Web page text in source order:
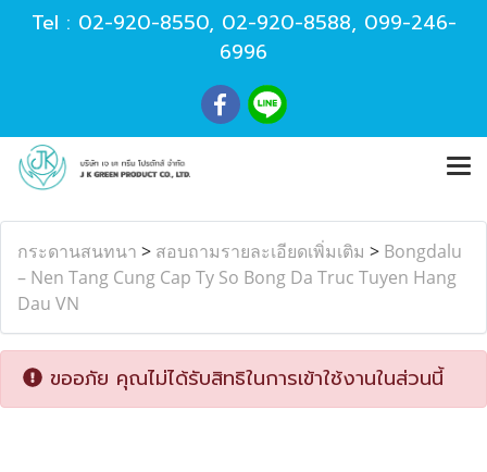
Tel : 02-920-8550, 02-920-8588, 099-246-
6996
กระดานสนทนา > สอบถามรายละเอียดเพิ่มเติม > Bongdalu
– Nen Tang Cung Cap Ty So Bong Da Truc Tuyen Hang
Dau VN
ขออภัย คุณไม่ได้รับสิทธิในการเข้าใช้งานในส่วนนี้